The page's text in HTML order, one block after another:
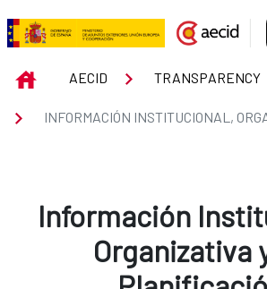
Skip to Main Content
Información
INICIOAECID TRANSPARENCY
Información
Organizativa